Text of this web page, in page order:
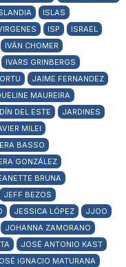
ISLAS
ISP
ISRAEL
IVÁN CHOMER
IVARS GRINBERGS
JAIME FERNANDEZ
MAUREIRA
DEL ESTE
JARDINES
MILEI
BASSO
GONZÁLEZ
BRUNA
JEFF BEZOS
JESSICA LÓPEZ
JJOO
JOHANNA ZAMORANO
JOSÉ ANTONIO KAST
IGNACIO MATURANA